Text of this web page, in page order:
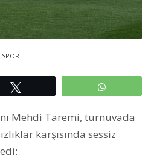
SPOR
Mehdi Taremi, turnuvada
karşısında sessiz